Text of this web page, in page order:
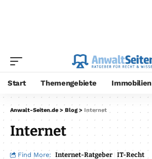
Start Themengebiete Immobilien
Anwalt-Seiten.de > Blog > Internet
Internet
Find More: Internet-Ratgeber IT-Recht